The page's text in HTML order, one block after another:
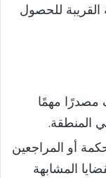
القريبة للحصول
مصدرًا مهمًا
المنطقة.
أو المراجعين
المشابهة